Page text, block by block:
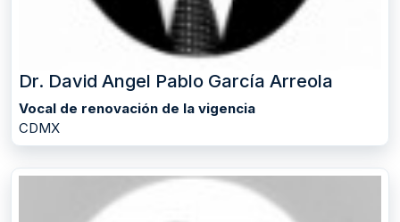
Dr. David Angel Pablo García Arreola
Vocal de renovación de la vigencia
CDMX